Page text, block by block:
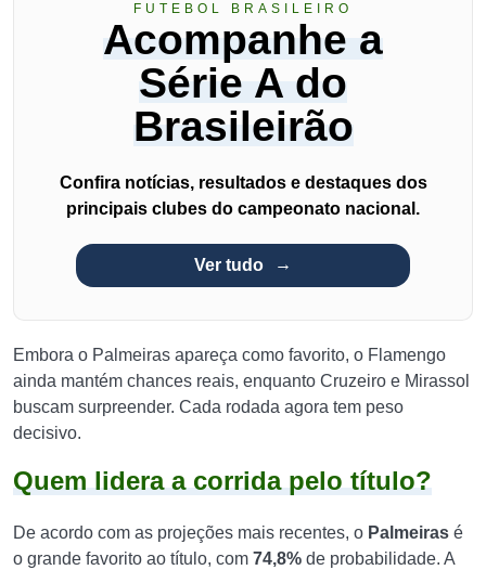
FUTEBOL BRASILEIRO
Acompanhe a
Série A do
Brasileirão
Confira notícias, resultados e destaques dos
principais clubes do campeonato nacional.
Ver tudo
Embora o Palmeiras apareça como favorito, o Flamengo
ainda mantém chances reais, enquanto Cruzeiro e Mirassol
buscam surpreender. Cada rodada agora tem peso
decisivo.
Quem lidera a corrida pelo título?
De acordo com as projeções mais recentes, o Palmeiras é
o grande favorito ao título, com 74,8% de probabilidade. A